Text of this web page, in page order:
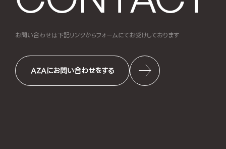
お問い合わせは下記リンクからフォームにてお受けしております
AZAにお問い合わせをする